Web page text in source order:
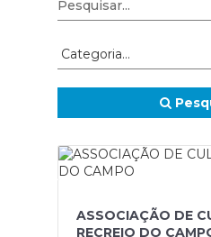
ASSOCIAÇÃO DE
RECREIO DO